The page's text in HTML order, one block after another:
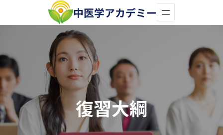
容
ス
キ
ッ
プ
中医学アカデミー
復習大綱